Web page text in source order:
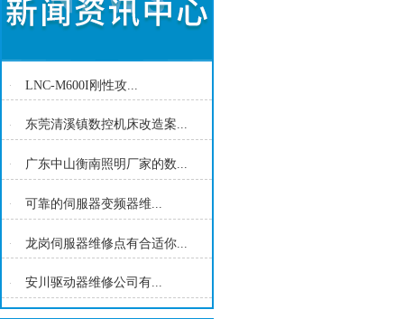
LNC-M600I刚性攻...
东莞清溪镇数控机床改造案...
广东中山衡南照明厂家的数...
可靠的伺服器变频器维...
龙岗伺服器维修点有合适你...
安川驱动器维修公司有...